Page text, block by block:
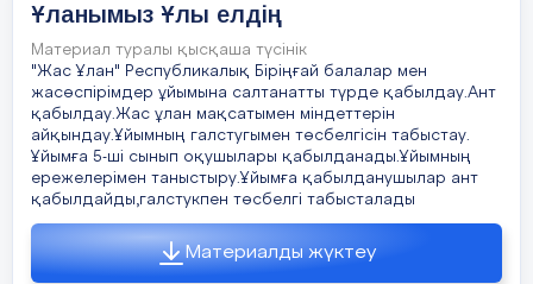
Ұланымыз Ұлы елдің
Материал туралы қысқаша түсінік
"Жас Ұлан" Республикалық Біріңғай балалар мен
жасөспірімдер ұйымына салтанатты түрде қабылдау.Ант
қабылдау.Жас ұлан мақсатымен міндеттерін
айқындау.Ұйымның галстугымен төсбелгісін табыстау.
Ұйымға 5-ші сынып оқушылары қабылданады.Ұйымның
ережелерімен таныстыру.Ұйымға қабылданушылар ант
қабылдайды,галстукпен төсбелгі табысталады
Материалды жүктеу